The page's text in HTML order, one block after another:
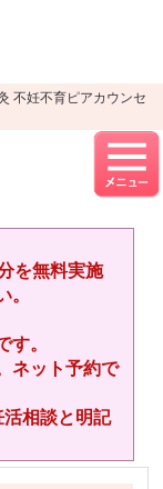
不妊不育ピアカウンセ
を無料実施
。
す。
ネット予約で
相談と明記